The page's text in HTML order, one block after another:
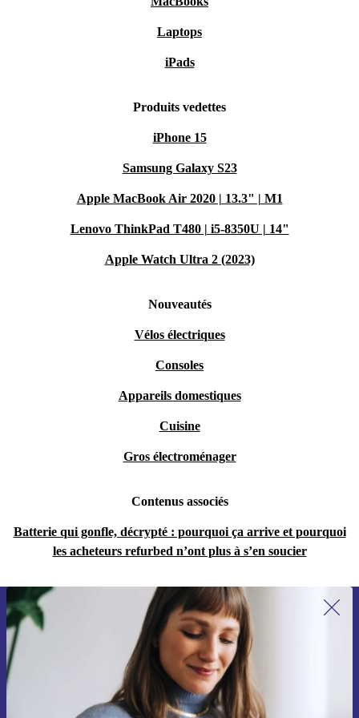
Laptops
iPads
Produits vedettes
iPhone 15
Samsung Galaxy S23
Apple MacBook Air 2020 | 13.3" | M1
Lenovo ThinkPad T480 | i5-8350U | 14"
Apple Watch Ultra 2 (2023)
Nouveautés
Vélos électriques
Consoles
Appareils domestiques
Cuisine
Gros électroménager
Contenus associés
Batterie qui gonfle, décrypté : pourquoi ça arrive et pourquoi
les acheteurs refurbed n’ont plus à s’en soucier
Recevoir offres et infos de refurbed
par mail
Ne manquez plus aucune offre.